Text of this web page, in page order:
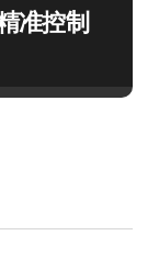
准控制